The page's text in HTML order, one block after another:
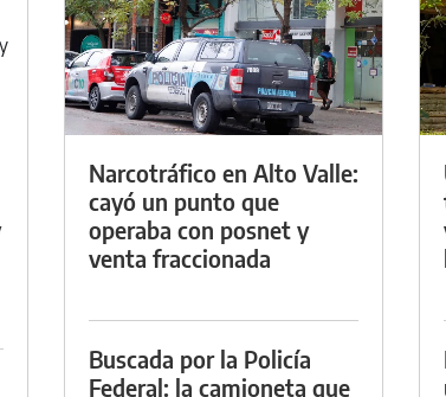
Narcotráfico en Alto Valle:
cayó un punto que
operaba con posnet y
venta fraccionada
Buscada por la Policía
Federal: la camioneta que